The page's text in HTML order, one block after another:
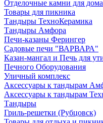
Отделочные камни для
Товары для пикника
Тандыры ТехноКерамика
Тандыры Амфора
Печи-казаны Ферингер
Садовые печи "ВАРВАРА"
Казан-мангал и Печь для
Печного Оборудования
Уличный комплекс
Аксессуары к тандырам
Аксессуары к тандырам
Тандыры
Гриль-решетки (Рубцовск)